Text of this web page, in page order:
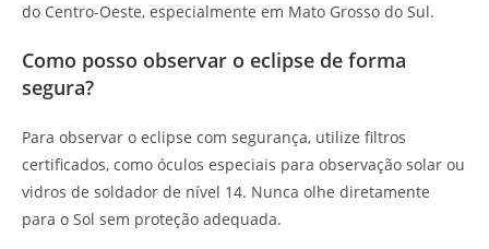
do Centro-Oeste, especialmente em Mato Grosso do Sul.
Como posso observar o eclipse de forma
segura?
Para observar o eclipse com segurança, utilize filtros
certificados, como óculos especiais para observação solar ou
vidros de soldador de nível 14. Nunca olhe diretamente
para o Sol sem proteção adequada.